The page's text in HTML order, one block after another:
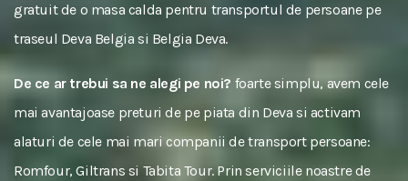
gratuit de o masa calda pentru transportul de persoane pe
traseul Deva Belgia si Belgia Deva.
De ce ar trebui sa ne alegi pe noi? foarte simplu, avem cele
mai avantajoase preturi de pe piata din Deva si activam
alaturi de cele mai mari companii de transport persoane:
Romfour, Giltrans si Tabita Tour. Prin serviciile noastre de